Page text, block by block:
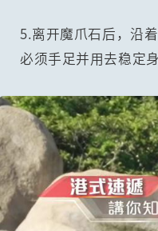
5.离开魔爪石后，沿
必须手足并用去稳定